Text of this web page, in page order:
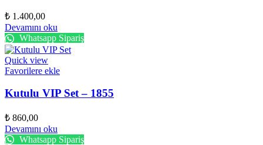
₺ 1.400,00
Devamını oku
Whatsapp Sipariş
Quick view
Favorilere ekle
Kutulu VIP Set – 1855
₺ 860,00
Devamını oku
Whatsapp Sipariş